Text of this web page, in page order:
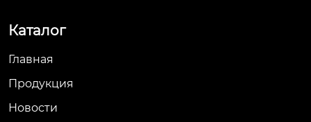
Каталог
Главная
Продукция
Новости